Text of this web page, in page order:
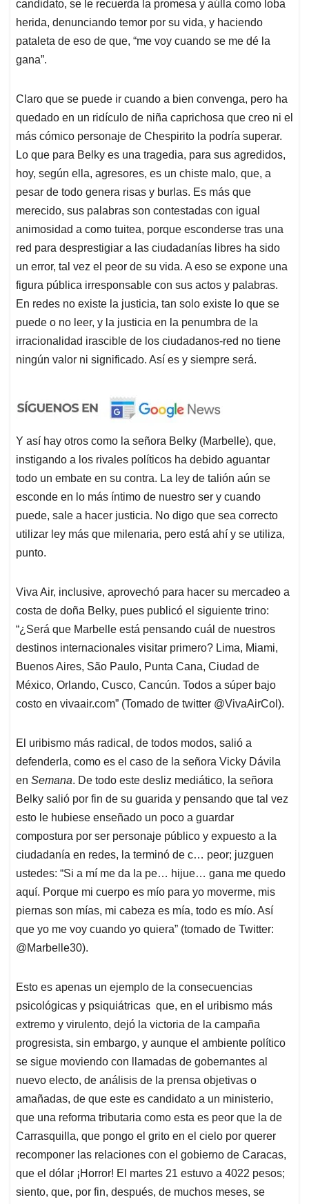
candidato, se le recuerda la promesa y aúlla como loba
herida, denunciando temor por su vida, y haciendo
pataleta de eso de que, “me voy cuando se me dé la
gana”.
Claro que se puede ir cuando a bien convenga, pero ha
quedado en un ridículo de niña caprichosa que creo ni el
más cómico personaje de Chespirito la podría superar.
Lo que para Belky es una tragedia, para sus agredidos,
hoy, según ella, agresores, es un chiste malo, que, a
pesar de todo genera risas y burlas. Es más que
merecido, sus palabras son contestadas con igual
animosidad a como tuitea, porque esconderse tras una
red para desprestigiar a las ciudadanías libres ha sido
un error, tal vez el peor de su vida. A eso se expone una
figura pública irresponsable con sus actos y palabras.
En redes no existe la justicia, tan solo existe lo que se
puede o no leer, y la justicia en la penumbra de la
irracionalidad irascible de los ciudadanos-red no tiene
ningún valor ni significado. Así es y siempre será.
Y así hay otros como la señora Belky (Marbelle), que,
instigando a los rivales políticos ha debido aguantar
todo un embate en su contra. La ley de talión aún se
esconde en lo más íntimo de nuestro ser y cuando
puede, sale a hacer justicia. No digo que sea correcto
utilizar ley más que milenaria, pero está ahí y se utiliza,
punto.
Viva Air, inclusive, aprovechó para hacer su mercadeo a
costa de doña Belky, pues publicó el siguiente trino:
“¿Será que Marbelle está pensando cuál de nuestros
destinos internacionales visitar primero? Lima, Miami,
Buenos Aires, São Paulo, Punta Cana, Ciudad de
México, Orlando, Cusco, Cancún. Todos a súper bajo
costo en vivaair.com” (Tomado de twitter @VivaAirCol).
El uribismo más radical, de todos modos, salió a
defenderla, como es el caso de la señora Vicky Dávila
en Semana. De todo este desliz mediático, la señora
Belky salió por fin de su guarida y pensando que tal vez
esto le hubiese enseñado un poco a guardar
compostura por ser personaje público y expuesto a la
ciudadanía en redes, la terminó de c… peor; juzguen
ustedes: “Si a mí me da la pe… hijue… gana me quedo
aquí. Porque mi cuerpo es mío para yo moverme, mis
piernas son mías, mi cabeza es mía, todo es mío. Así
que yo me voy cuando yo quiera” (tomado de Twitter:
@Marbelle30).
Esto es apenas un ejemplo de la consecuencias
psicológicas y psiquiátricas que, en el uribismo más
extremo y virulento, dejó la victoria de la campaña
progresista, sin embargo, y aunque el ambiente político
se sigue moviendo con llamadas de gobernantes al
nuevo electo, de análisis de la prensa objetivas o
amañadas, de que este es candidato a un ministerio,
que una reforma tributaria como esta es peor que la de
Carrasquilla, que pongo el grito en el cielo por querer
recomponer las relaciones con el gobierno de Caracas,
que el dólar ¡Horror! El martes 21 estuvo a 4022 pesos;
siento, que, por fin, después, de muchos meses, se